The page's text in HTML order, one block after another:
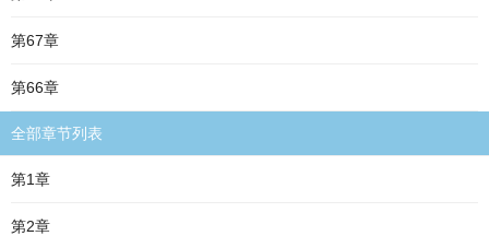
第67章
第66章
全部章节列表
第1章
第2章